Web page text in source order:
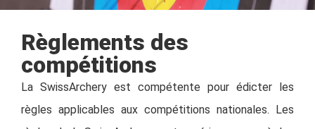
Règlements des
compétitions
La SwissArchery est compétente pour édicter les
règles applicables aux compétitions nationales. Les